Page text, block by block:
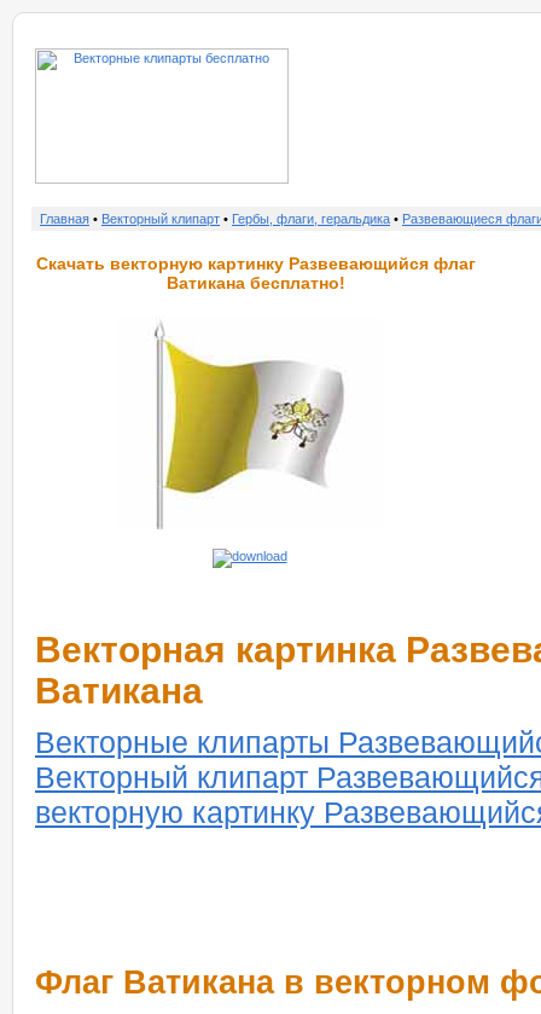
Главная • Векторный клипарт • Гербы, флаги, геральдика • Развевающиеся
Скачать векторную картинку Развевающийся флаг
Ватикана бесплатно!
Векторная картинка
Ватикана
Векторные клипарты
Векторный клипарт
векторную картинку
Флаг Ватикана в векторном